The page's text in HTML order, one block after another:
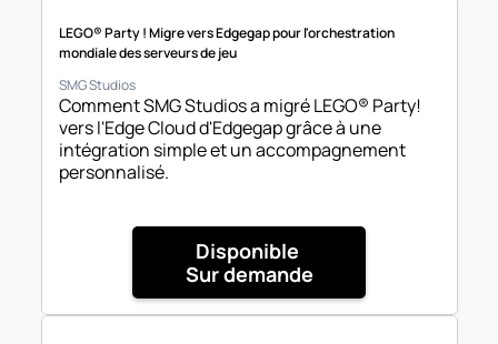
LEGO® Party ! Migre vers Edgegap pour l'orchestration
mondiale des serveurs de jeu
SMG Studios
Comment SMG Studios a migré LEGO® Party!
vers l'Edge Cloud d'Edgegap grâce à une
intégration simple et un accompagnement
personnalisé.
Disponible
Sur demande